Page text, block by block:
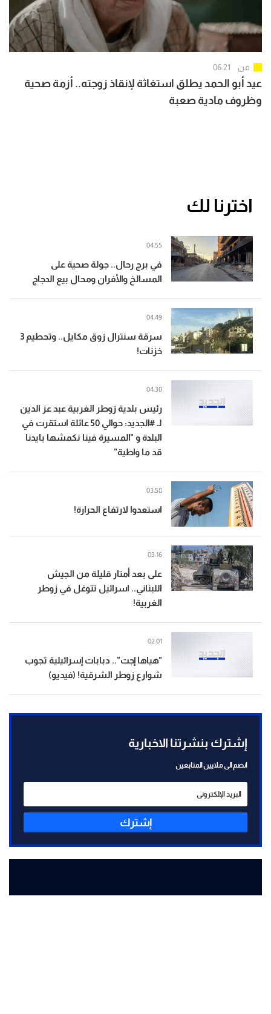
فن 06:21
عيد أبو الحمد يطلق استغاثة لإنقاذ زوجته.. أزمة صحية
وظروف مادية صعبة
اخترنا لك
في برج رحال.. جولة صحية على
المسالخ والأفران ومحال بيع الدجاج
04:55
سرقة سنترال زوق مكايل.. وتحطيم 3
خزنات!
04:49
رئيس بلدية زوطر الغربية عبد عز الدين
لـ #الجديد: حوالي 50 عائلة استقرت في
البلدة و "المسيرة فينا نكمشها بايدنا
قد ما واطية"
04:30
استعدوا لارتفاع الحرارة!
03:58
على بعد أمتار قليلة من الجيش
اللبناني.. اسرائيل تتوغل في زوطر
الغربية!
03:16
"هياها إجت".. دبابات إسرائيلية تجوب
شوارع زوطر الشرقية! (فيديو)
02:01
إشترك بنشرتنا الاخبارية
انضم الى ملايين المتابعين
إشترك